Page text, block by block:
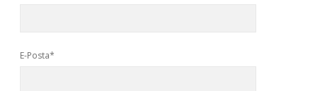
E-Posta*